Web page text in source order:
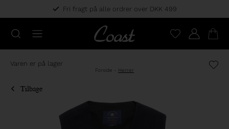
Fri fragt på alle ordrer over DKK 499
Varen er på lager
Forside - Herrer
Tilbage